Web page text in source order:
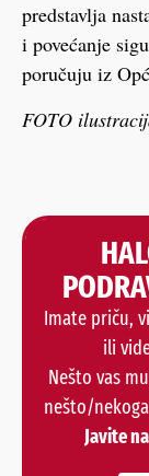
predstavlja
i povećanje
poručuju iz
FOTO
Imate priču,
ili
Nešto vas
nešto/
Javite